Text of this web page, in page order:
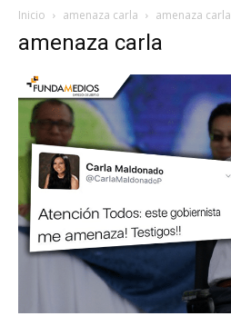
Inicio amenaza carla amenaza carla
amenaza carla